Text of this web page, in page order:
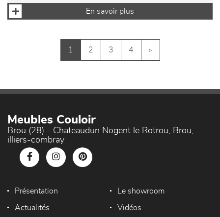
En savoir plus
1 2 3 4 »
Meubles Couloir
Brou (28) - Chateaudun Nogent le Rotrou, Brou,
illiers-combray
Présentation Le showroom
Actualités Vidéos